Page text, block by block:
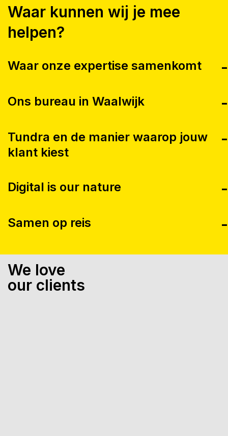
Waar kunnen wij je mee
helpen?
Waar onze expertise samenkomt
Ons bureau in Waalwijk
Tundra en de manier waarop jouw
klant kiest
Digital is our nature
Samen op reis
We love
our clients